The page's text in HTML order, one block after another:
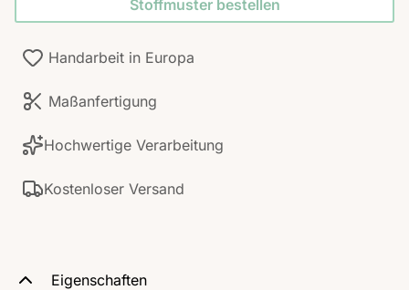
Stoffmuster bestellen
Handarbeit in Europa
Maßanfertigung
Hochwertige Verarbeitung
Kostenloser Versand
Eigenschaften